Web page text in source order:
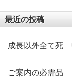
最近の投稿
成長以外全て死
ご案内の必需品